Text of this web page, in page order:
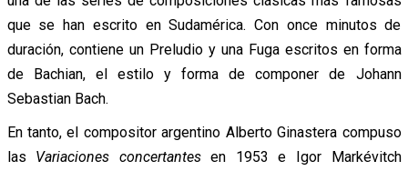
que se han escrito en Sudamérica. Con once minutos de
duración, contiene un Preludio y una Fuga escritos en forma
de Bachian, el estilo y forma de componer de Johann
Sebastian Bach.
En tanto, el compositor argentino Alberto Ginastera compuso
las Variaciones concertantesen 1953 e Igor Markévitch